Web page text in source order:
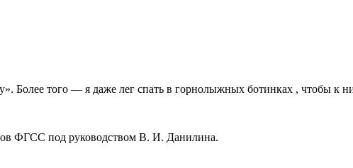
Более того — я даже лег спать в горнолыжных ботинках , чтобы к
ФГСС под руководством В. И. Данилина.